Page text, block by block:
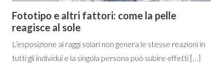
Fototipo e altri fattori: come la pelle
reagisce al sole
L’esposizione ai raggi solari non genera le stesse reazioni in
tutti gli individui e la singola persona può subire effetti […]